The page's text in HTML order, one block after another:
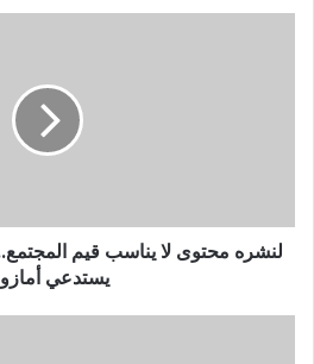
لنشره محتوى لا يناسب قيم
يستدعي